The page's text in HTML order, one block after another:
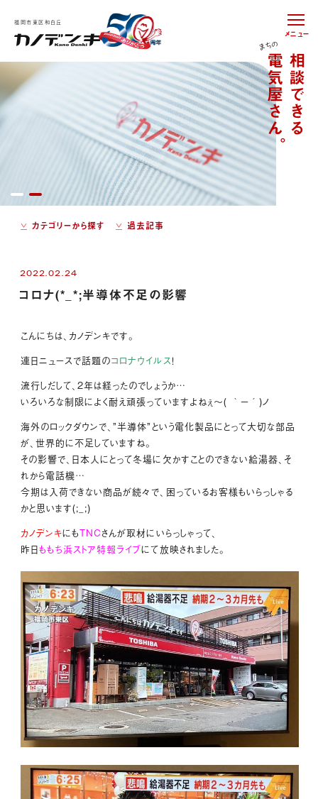
メニュー
福岡市東区和白丘
カテゴリーから探す 過去記事
2022.02.24
コロナ(*_*;半導体不足の影響
こんにちは、カノデンキです。
連日ニュースで話題のコロナウイルス！
流行しだして、2年は経ったのでしょうか…
いろいろな制限によく耐え頑張っていますよねぇ～( ｀ー´)ノ
海外のロックダウンで、”半導体”という電化製品にとって大切な部品
が、世界的に不足していますね。
その影響で、日本人にとって冬場に欠かすことのできない給湯器、そ
れから電話機…
今期は入荷できない商品が続々で、困っているお客様もいらっしゃる
かと思います(;_;)
カノデンキにもTNCさんが取材にいらっしゃって、
昨日ももち浜ストア特報ライブにて放映されました。